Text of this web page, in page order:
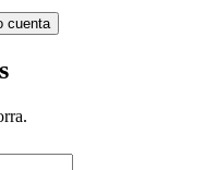
cuenta